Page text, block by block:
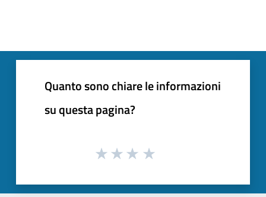
Quanto sono chiare le informazioni
su questa pagina?